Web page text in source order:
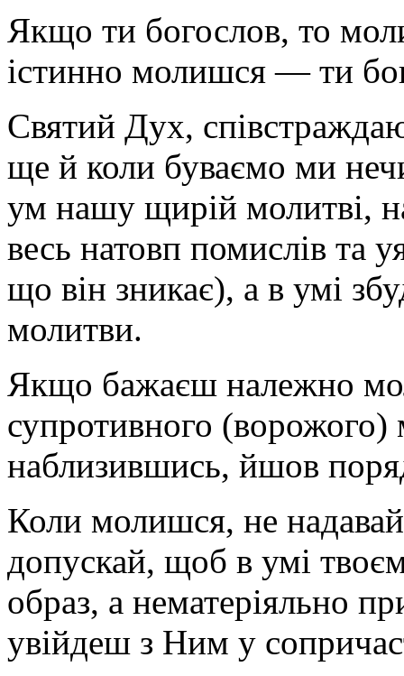
Якщо ти богослов, то
істинно молишся — ти
Святий Дух,
ще й коли буваємо ми
ум нашу щирій молитві,
весь натовп помислів та
що він зникає), а в умі
молитви.
Якщо бажаєш належно
супротивного (ворожого)
наблизившись, йшов
Коли молишся, не
допускай, щоб в умі
образ, а нематеріяльно
увійдеш з Ним у